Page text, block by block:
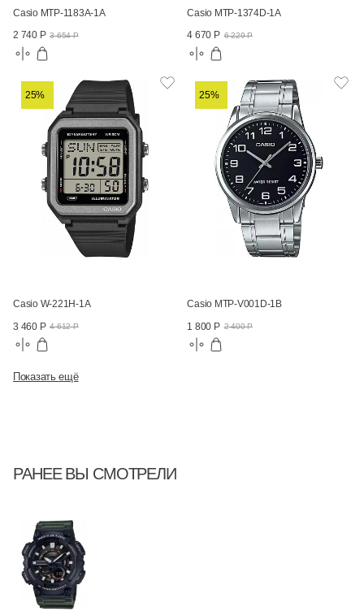
Casio MTP-1183A-1A
2 740 Р 3 654 Р
Casio MTP-1374D-1A
4 670 Р 6 229 Р
25%
Casio W-221H-1A
3 460 Р 4 612 Р
25%
Casio MTP-V001D-1B
1 800 Р 2 400 Р
Показать ещё
РАНЕЕ ВЫ СМОТРЕЛИ